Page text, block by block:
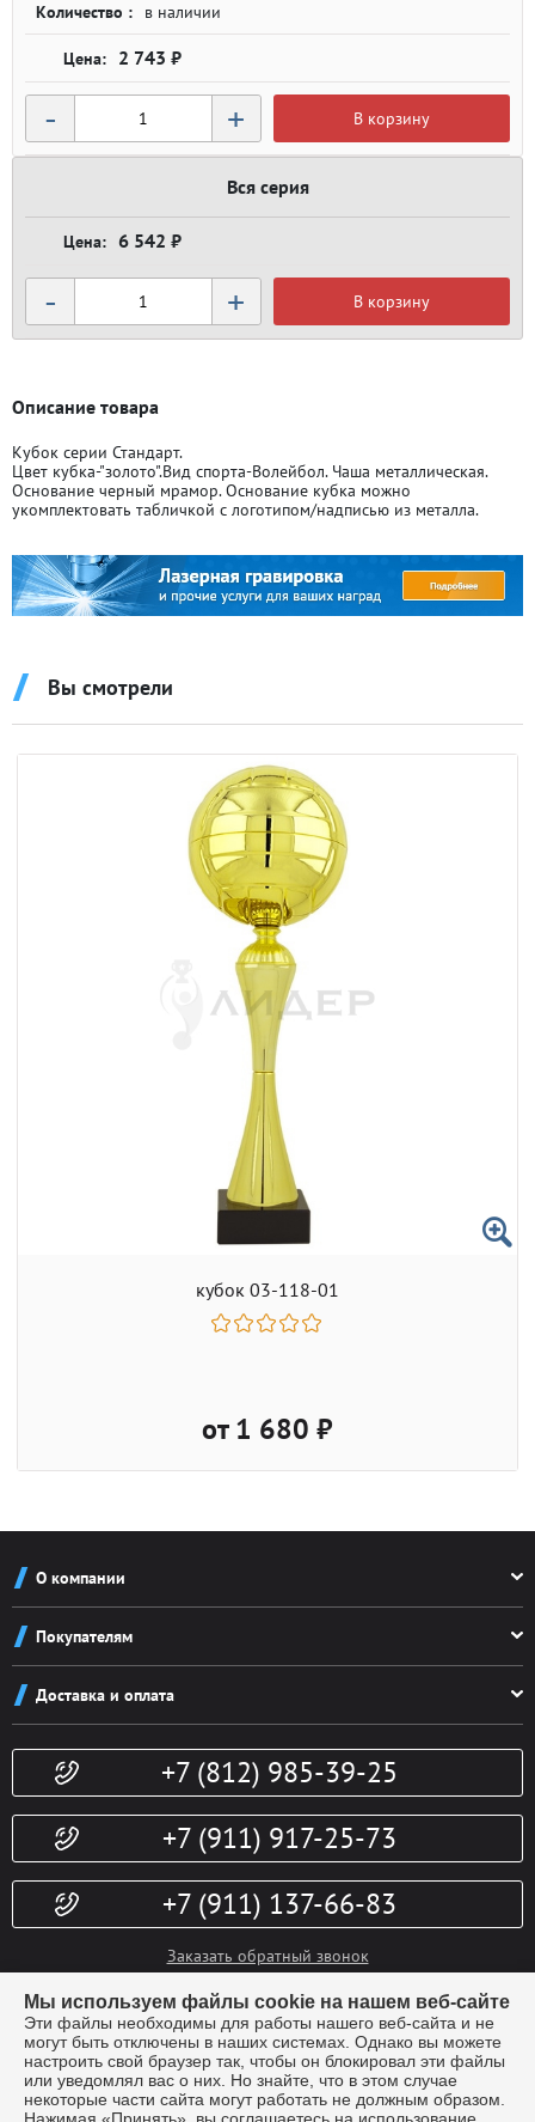
Количество : в наличии
2 743 ₽
- + В корзину
Вся серия
6 542 ₽
- + В корзину
Описание товара
Кубок серии Стандарт.
Цвет кубка-"золото".Вид спорта-Волейбол. Чаша металлическая.
Основание черный мрамор. Основание кубка можно
укомплектовать табличкой с логотипом/надписью из металла.
Вы смотрели
кубок 03-118-01
от 1 680 ₽
О компании
Реквизиты
Новости
Контакты
Покупателям
Система скидок
Конфиденциальность
Гарантии
Доп. услуги
Доставка и оплата
Политика возврата
+7 (812) 985-39-25
+7 (911) 917-25-73
+7 (911) 137-66-83
Заказать обратный звонок
info@kubki-lider.ru
Мы используем файлы cookie на нашем веб-сайте
Эти файлы необходимы для работы нашего веб-сайта и не
могут быть отключены в наших системах. Однако вы можете
настроить свой браузер так, чтобы он блокировал эти файлы
или уведомлял вас о них. Но знайте, что в этом случае
некоторые части сайта могут работать не должным образом.